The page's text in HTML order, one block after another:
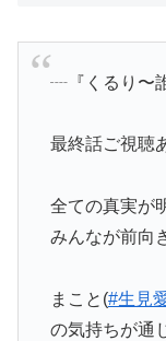
┈『くるり〜
最終話ご視聴
全ての真実が
みんなが前向
まこと(#生見
の気持ちが通